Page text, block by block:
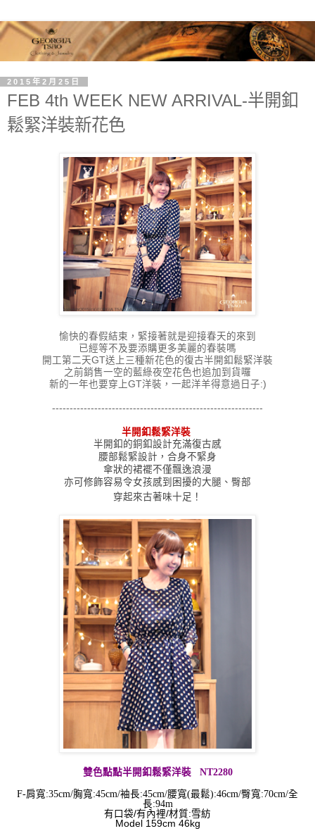
2015年2月25日
FEB 4th WEEK NEW ARRIVAL-半開釦
鬆緊洋裝新花色
愉快的春假結束，緊接著就是迎接春天的來到
已經等不及要添購更多美麗的春裝嗎
開工第二天GT送上 三種新花色的復古半開釦鬆緊洋裝
之前銷售一空的藍綠夜空花色也追加到貨囉
新的一年也要穿上GT洋裝，一起洋羊得意過日子:)
------------------------------------------------------------
半開釦鬆緊洋裝
半開釦的銅釦設計充滿復古感
腰部鬆緊設計，合身不緊身
傘狀的裙襬不僅飄逸浪漫
亦可修飾容易令女孩感到困擾的大腿、臀部
穿起來古著味十足！
雙色點點半開釦鬆緊洋裝 NT2280
F-肩寬:35cm/胸寬:45cm/袖長:45cm/腰寬(最鬆):46cm/臀寬:70cm/全
長:94m
有口袋/有內裡/材質:雪紡
Model 159cm 46kg